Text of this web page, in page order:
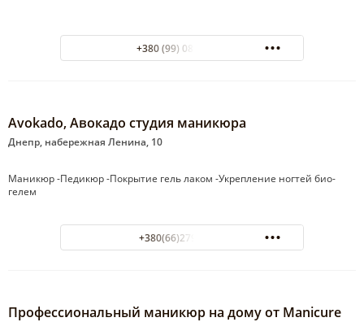
+380 (99) 088-5-444
Avokado, Авокадо студия маникюра
Днепр, набережная Ленина, 10
Маникюр -Педикюр -Покрытие гель лаком -Укрепление ногтей био-
гелем
+380(66)279-27-78
Профессиональный маникюр на дому от Manicure